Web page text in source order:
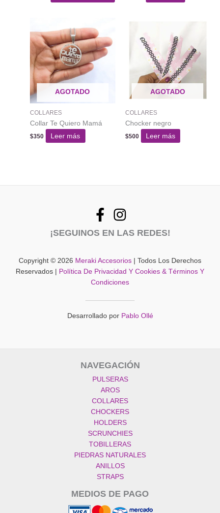
AGOTADO
COLLARES
Collar Te Quiero Mamá
$350 Leer más
AGOTADO
COLLARES
Chocker negro
$500 Leer más
¡SEGUINOS EN LAS REDES!
Copyright © 2026 Meraki Accesorios | Todos Los Derechos
Reservados |
Política De Privacidad Y Cookies & Términos Y
Condiciones
Desarrollado por Pablo Ollé
NAVEGACIÓN
PULSERAS
AROS
COLLARES
CHOCKERS
HOLDERS
SCRUNCHIES
TOBILLERAS
PIEDRAS NATURALES
ANILLOS
STRAPS
MEDIOS DE PAGO